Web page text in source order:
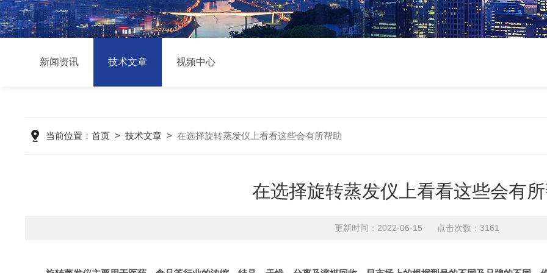
新闻资讯 技术文章 视频中心
当前位置： 首页> 技术文章> 在选择旋转蒸发仪上看看这些会有所帮助
在选择旋转蒸发仪上看看这些会有
更新时间：2022-06-15 点击次数：3161